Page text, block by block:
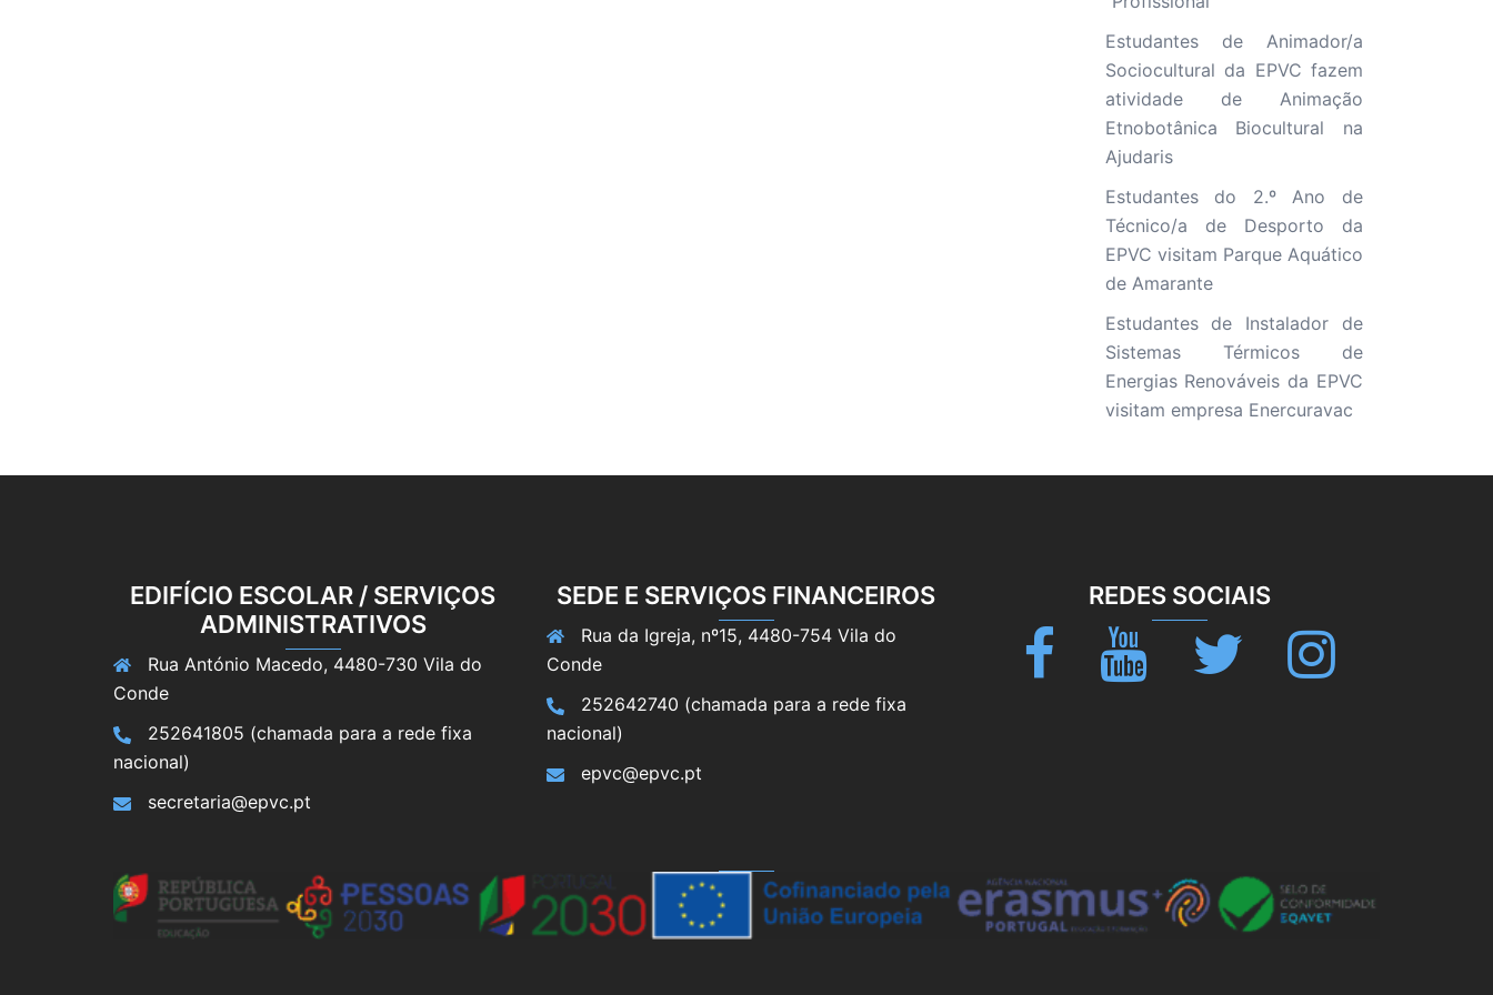
Estudantes de Animador/a
Sociocultural da EPVC fazem
atividade de Animação
Etnobotânica Biocultural na
Ajudaris
Estudantes do 2.º Ano de
Técnico/a de Desporto da
EPVC visitam Parque Aquático
de Amarante
Estudantes de Instalador de
Sistemas Térmicos de
Energias Renováveis da EPVC
visitam empresa Enercuravac
EDIFÍCIO ESCOLAR / SERVIÇOS
ADMINISTRATIVOS
Rua António Macedo, 4480-730 Vila do
Conde
252641805 (chamada para a rede fixa
nacional)
secretaria@epvc.pt
SEDE E SERVIÇOS FINANCEIROS
Rua da Igreja, nº15, 4480-754 Vila do
Conde
252642740 (chamada para a rede fixa
nacional)
epvc@epvc.pt
REDES SOCIAIS
Facebook Youtube Twitter